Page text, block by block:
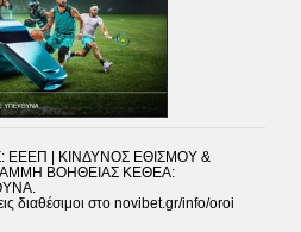
ΕΕΕΠ | ΚΙΝΔΥΝΟΣ ΕΘΙΣΜΟΥ &
ΒΟΗΘΕΙΑΣ ΚΕΘΕΑ:
διαθέσιμοι στο novibet.gr/info/oroi